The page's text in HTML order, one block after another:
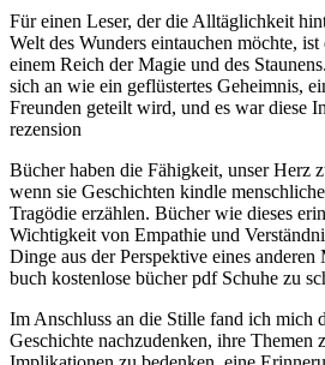
Für einen Leser, der die Alltäglichkeit
Welt des Wunders eintauchen möchte,
einem Reich der Magie und des
sich an wie ein geflüstertes Geheimnis,
Freunden geteilt wird, und es war diese
rezension
Bücher haben die Fähigkeit, unser Herz
wenn sie Geschichten kindle
Tragödie erzählen. Bücher wie dieses
Wichtigkeit von Empathie und
Dinge aus der Perspektive eines anderen
buch kostenlose bücher pdf Schuhe zu
Im Anschluss an die Stille fand ich mich
Geschichte nachzudenken, ihre Themen